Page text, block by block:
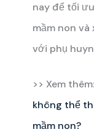
nay để tối
mầm non
với phụ
>> Xem thêm:
không thể
mầm non?